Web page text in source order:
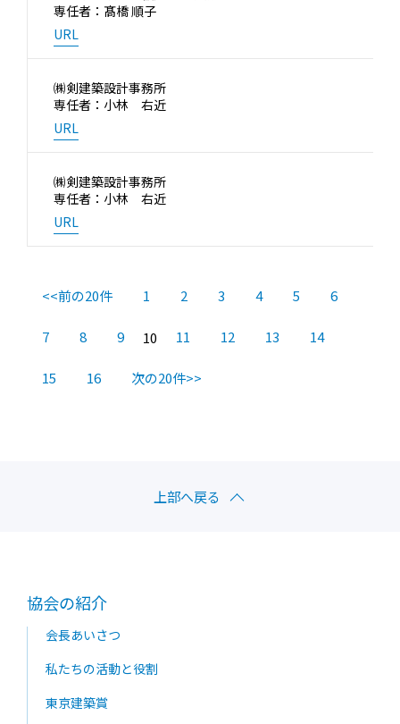
専任者：髙橋 順子
URL
㈱剣建築設計事務所
専任者：小林 右近
URL
㈱剣建築設計事務所
専任者：小林 右近
URL
<<前の20件 1 2 3 4 5 6
7 8 9 10 11 12 13 14
15 16 次の20件>>
上部へ戻る
協会の紹介
会長あいさつ
私たちの活動と役割
東京建築賞